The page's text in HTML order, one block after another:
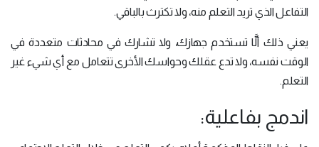
التفاعل الذي تريد التعلم منه، ولا تكترث بالباقي.
يعني ذلك ألَّا تستخدم جهازك، ولا تشارك في محادثات متعددة في
الوقت نفسه، ولا تدع عقلك وحواسك الأخرى تتعامل مع أي شيء غير
التعلم.
اندمج بفاعلية: